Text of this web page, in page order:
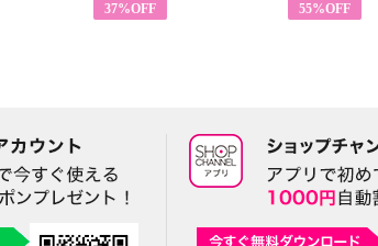
37%OFF
55%OFF